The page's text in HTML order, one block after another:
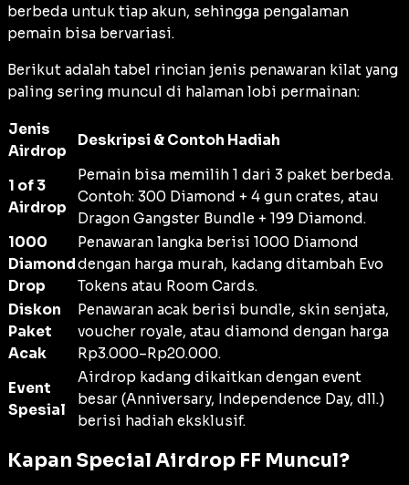
berbeda untuk tiap akun, sehingga pengalaman
pemain bisa bervariasi.
Berikut adalah tabel rincian jenis penawaran kilat yang
paling sering muncul di halaman lobi permainan:
Jenis
Airdrop
Deskripsi & Contoh Hadiah
1 of 3
Airdrop
Pemain bisa memilih 1 dari 3 paket berbeda.
Contoh: 300 Diamond + 4 gun crates, atau
Dragon Gangster Bundle + 199 Diamond.
1000
Diamond
Drop
Penawaran langka berisi 1000 Diamond
dengan harga murah, kadang ditambah Evo
Tokens atau Room Cards.
Diskon
Paket
Acak
Penawaran acak berisi bundle, skin senjata,
voucher royale, atau diamond dengan harga
Rp3.000–Rp20.000.
Event
Spesial
Airdrop kadang dikaitkan dengan event
besar (Anniversary, Independence Day, dll.)
berisi hadiah eksklusif.
Kapan Special Airdrop FF Muncul?